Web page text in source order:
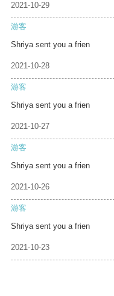
2021-10-29
游客
Shriya sent you a frien
2021-10-28
游客
Shriya sent you a frien
2021-10-27
游客
Shriya sent you a frien
2021-10-26
游客
Shriya sent you a frien
2021-10-23